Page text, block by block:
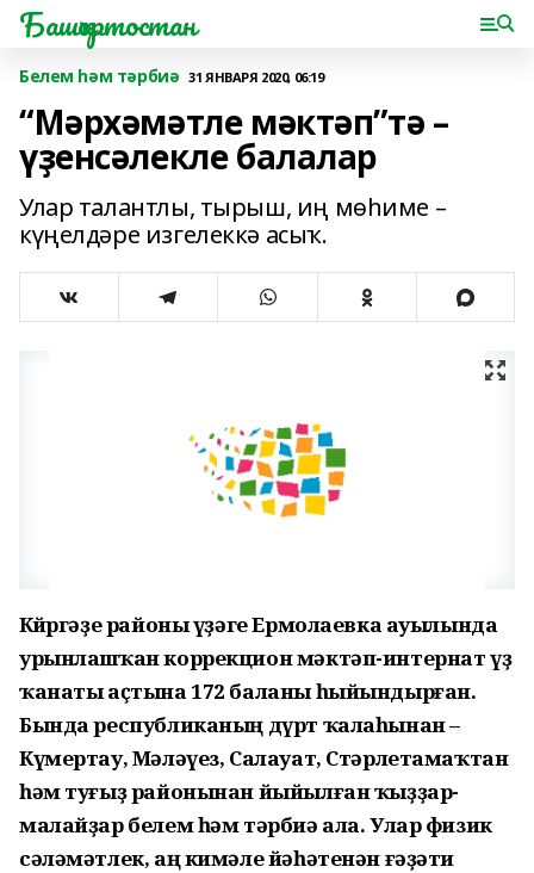
Башҡортостан
Белем һәм тәрбиә 31 ЯНВАРЯ 2020, 06:19
“Мәрхәмәтле мәктәп”тә –
үҙенсәлекле балалар
Улар талантлы, тырыш, иң мөһиме –
күңелдәре изгелеккә асыҡ.
Көйөргәҙе районы үҙәге Ермолаевка ауылында
урынлашҡан коррекцион мәктәп-интернат үҙ
ҡанаты аҫтына 172 баланы һыйындырған.
Бында республиканың дүрт ҡалаһынан –
Күмертау, Мәләүез, Салауат, Стәрлетамаҡтан
һәм туғыҙ районынан йыйылған ҡыҙҙар-
малайҙар белем һәм тәрбиә ала. Улар физик
сәләмәтлек, аң кимәле йәһәтенән ғәҙәти